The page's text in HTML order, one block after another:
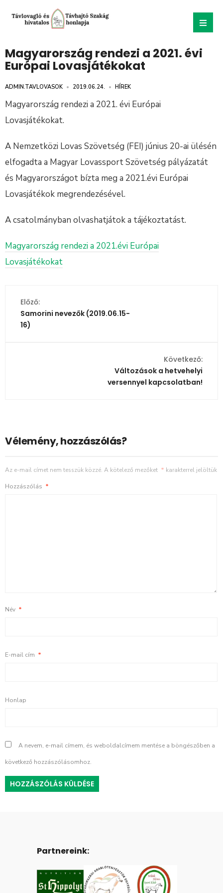
Magyarország rendezi a 2021. évi
Európai Lovasjátékokat
ADMIN.TAVLOVASOK • 2019.06.24. • HÍREK
Magyarország rendezi a 2021. évi Európai
Lovasjátékokat.
A Nemzetközi Lovas Szövetség (FEI) június 20-ai ülésén
elfogadta a Magyar Lovassport Szövetség pályázatát
és Magyarországot bízta meg a 2021.évi Európai
Lovasjátékok megrendezésével.
A csatolmányban olvashatjátok a tájékoztatást.
Magyarország rendezi a 2021.évi Európai
Lovasjátékokat
Előző:
Samorini nevezők (2019.06.15-
16)
Következő:
Változások a hetvehelyi
versennyel kapcsolatban!
Vélemény, hozzászólás?
Az e-mail címet nem tesszük közzé. A kötelező mezőket * karakterrel jelöltük
Hozzászólás *
Név *
E-mail cím *
Honlap
A nevem, e-mail címem, és weboldalcímem mentése a böngészőben a
következő hozzászólásomhoz.
Partnereink: